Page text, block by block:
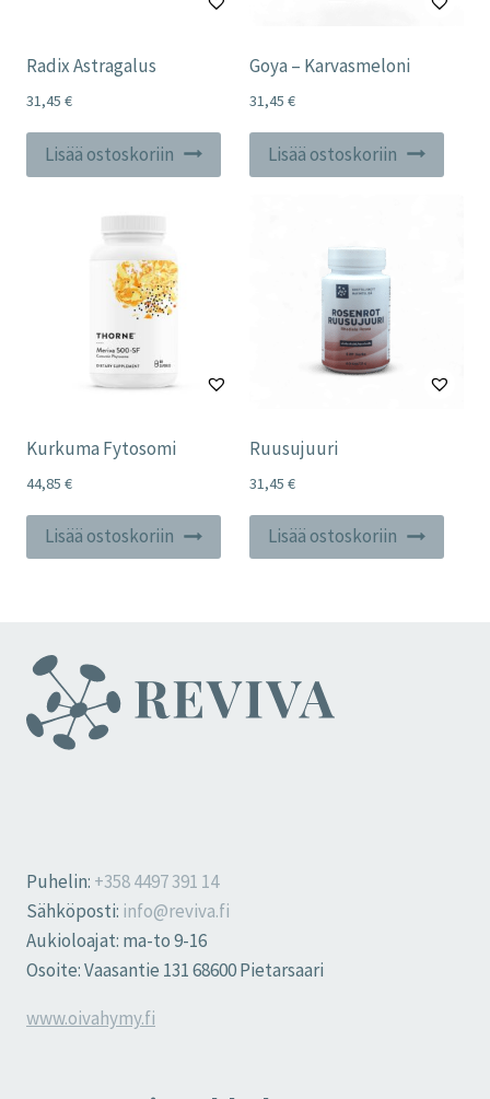
Radix Astragalus
31,45 €
Lisää ostoskoriin
Goya – Karvasmeloni
31,45 €
Lisää ostoskoriin
Kurkuma Fytosomi
44,85 €
Lisää ostoskoriin
Ruusujuuri
31,45 €
Lisää ostoskoriin
Puhelin: +358 4497 391 14
Sähköposti: info@reviva.fi
Aukioloajat: ma-to 9-16
Osoite: Vaasantie 131 68600 Pietarsaari
www.oivahymy.fi